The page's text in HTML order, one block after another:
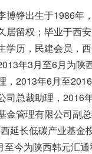
铮出生于1986年
居留权；毕业于西
学历，民建会员，
年3月至6月为陕
，2013年6月至
司总裁助理，2016
金管理有限公司副
延长低碳产业基金
至今为陕西韩元汇